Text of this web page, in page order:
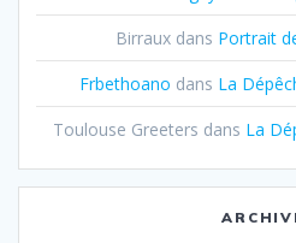
Birrauxdans Portrait
Frbethoano dans La
Toulouse Greeters dans La